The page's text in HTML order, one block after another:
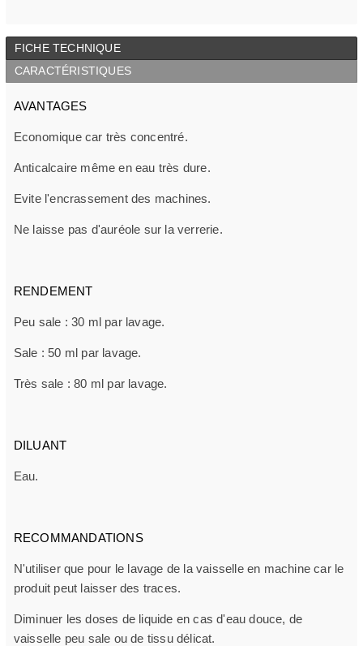
FICHE TECHNIQUE
CARACTÉRISTIQUES
AVANTAGES
Economique car très concentré.
Anticalcaire même en eau très dure.
Evite l'encrassement des machines.
Ne laisse pas d'auréole sur la verrerie.
RENDEMENT
Peu sale : 30 ml par lavage.
Sale : 50 ml par lavage.
Très sale : 80 ml par lavage.
DILUANT
Eau.
RECOMMANDATIONS
N'utiliser que pour le lavage de la vaisselle en machine car le
produit peut laisser des traces.
Diminuer les doses de liquide en cas d'eau douce, de
vaisselle peu sale ou de tissu délicat.